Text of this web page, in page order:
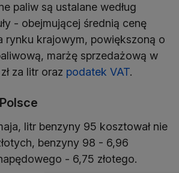
paliw są ustalane według
- obejmującej średnią cenę
rynku krajowym, powiększoną o
marżę sprzedażową w
za litr oraz podatek VAT.
litr benzyny 95 kosztował nie
benzyny 98 - 6,96
- 6,75 złotego.